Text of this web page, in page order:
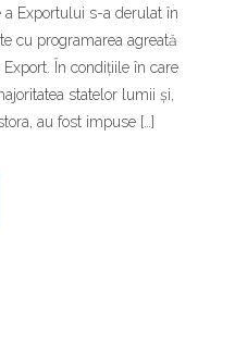
Exportului s-a derulat în
cu programarea agreată
În condițiile în care
statelor lumii și,
au fost impuse […]